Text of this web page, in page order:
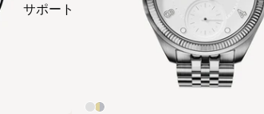
サポート